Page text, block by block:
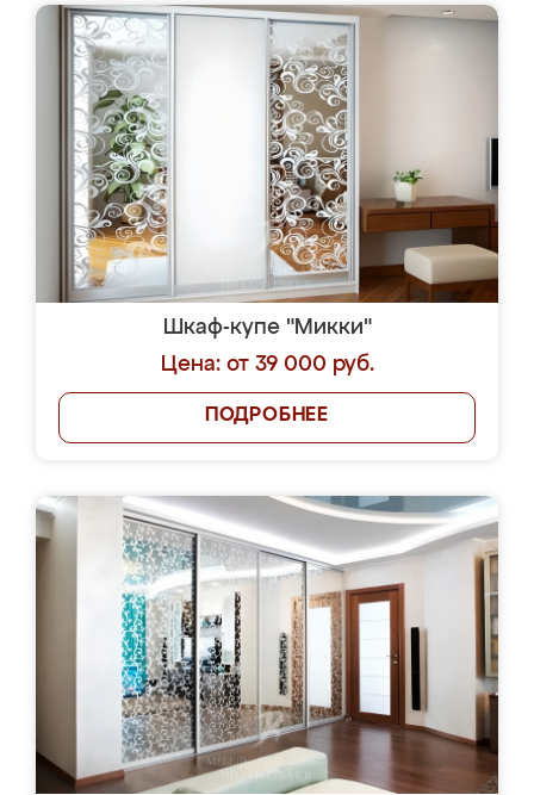
Шкаф-купе "Микки"
Цена: от 39 000 руб.
ПОДРОБНЕЕ